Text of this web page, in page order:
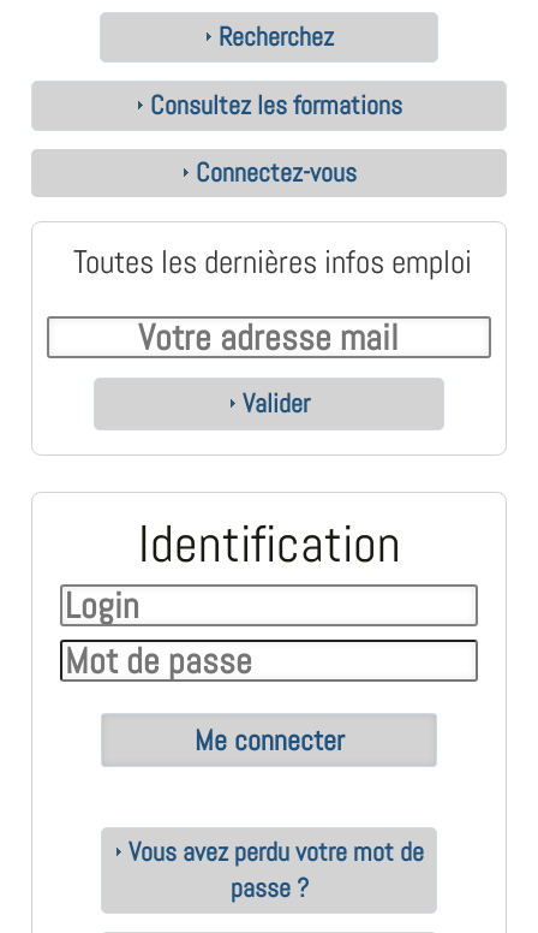
Recherchez
Consultez les formations
Connectez-vous
Toutes les dernières infos emploi
Valider
Identification
Vous avez perdu votre mot de
passe ?